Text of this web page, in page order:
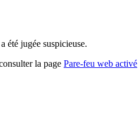
été jugée suspicieuse.
la page Pare-feu web activé